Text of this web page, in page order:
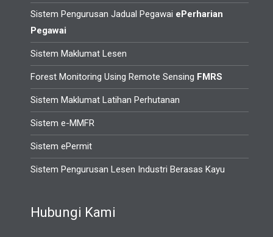
Sistem Pengurusan Jadual Pegawai ePerharian
Pegawai
Sistem Maklumat Lesen
Forest Monitoring Using Remote Sensing FMRS
Sistem Maklumat Latihan Perhutanan
Sistem e-MMFR
Sistem ePermit
Sistem Pengurusan Lesen Industri Berasas Kayu
Hubungi Kami